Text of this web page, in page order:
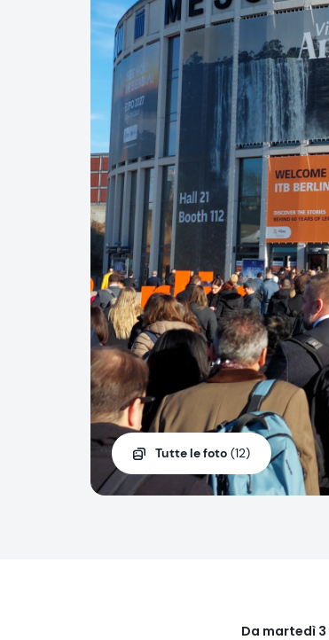
Tutte le foto (12)
Da martedì